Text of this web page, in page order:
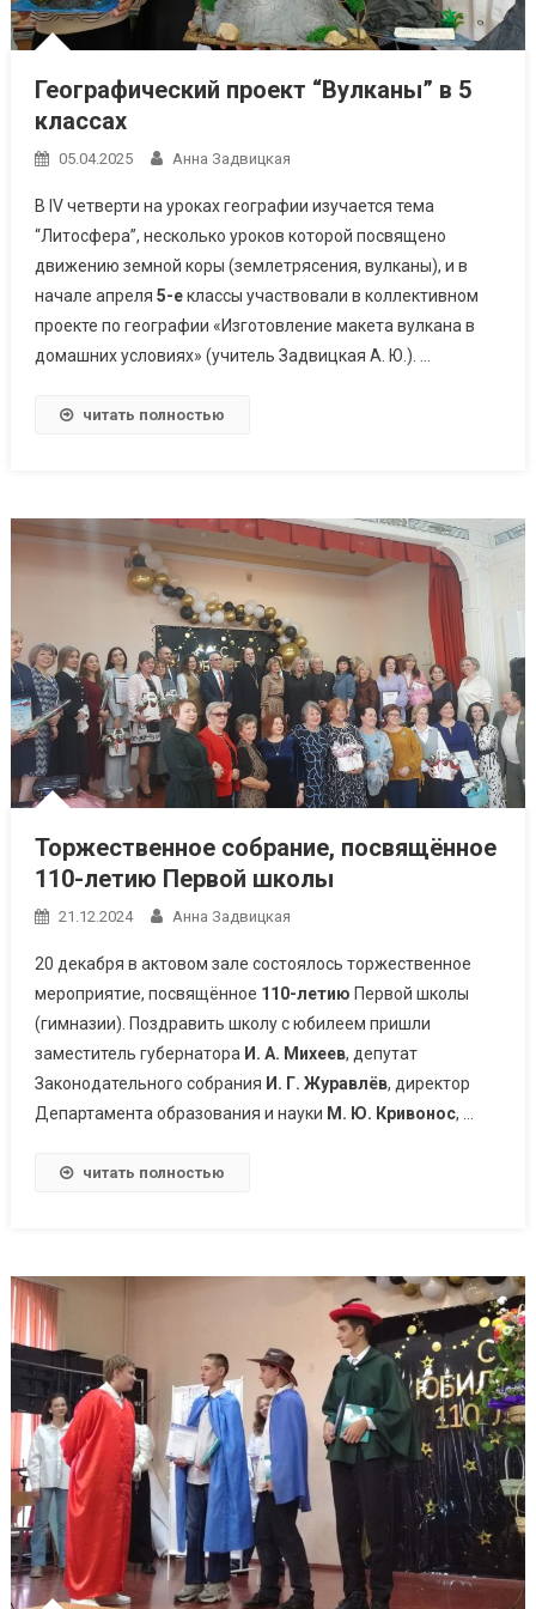
Географический проект “Вулканы” в 5
классах
05.04.2025 Анна Задвицкая
В IV четверти на уроках географии изучается тема
“Литосфера”, несколько уроков которой посвящено
движению земной коры (землетрясения, вулканы), и в
начале апреля 5-еклассы участвовали в коллективном
проекте по географии «Изготовление макета вулкана в
домашних условиях» (учитель Задвицкая А. Ю.). …
читать полностью
Торжественное собрание, посвящённое
110-летию Первой школы
21.12.2024 Анна Задвицкая
20 декабря в актовом зале состоялось торжественное
мероприятие, посвящённое 110-летию Первой школы
(гимназии). Поздравить школу с юбилеем пришли
заместитель губернатора И. А. Михеев, депутат
Законодательного собрания И. Г. Журавлёв, директор
Департамента образования и науки М. Ю. Кривонос, …
читать полностью